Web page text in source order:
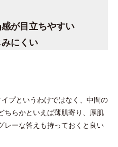
が目立ちやすい
にくい
プというわけではなく、中間の
ちらかといえば薄肌寄り、厚肌
レーな答えも持っておくと良い